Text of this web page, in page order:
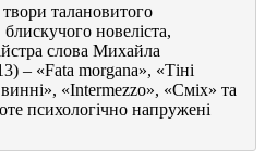
талановитого
новеліста,
слова Михайла
– «Fata morgana», «Тіні
«Intermezzo», «Сміх» та
психологічно напружені